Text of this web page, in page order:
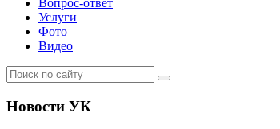
Вопрос-ответ
Услуги
Фото
Видео
Новости УК